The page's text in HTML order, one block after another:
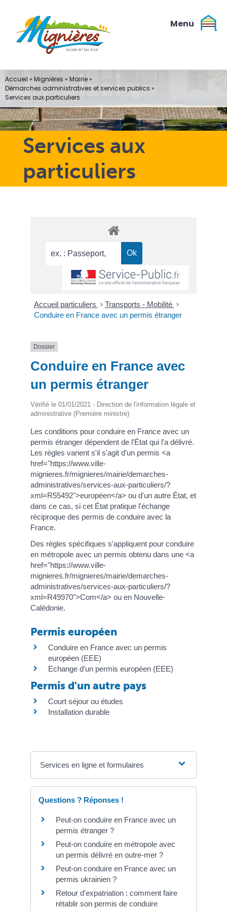
contenu
Services aux
particuliers
Accueil » Mignières » Mairie»
Démarches administratives et services publics »
Services aux particuliers
Accueil particuliers > Transports - Mobilité >
Conduire en France avec un permis étranger
Dossier
Conduire en France avec
un permis étranger
Vérifié le 01/01/2021 - Direction de l'information légale et
administrative (Première ministre)
Les conditions pour conduire en France avec un
permis étranger dépendent de l'État qui l'a délivré.
Les règles varient s'il s'agit d'un permis <a
href="https://www.ville-
mignieres.fr/mignieres/mairie/demarches-
administratives/services-aux-particuliers/?
xml=R55492">européen</a> ou d'un autre État, et
dans ce cas, si cet État pratique l'échange
réciproque des permis de conduire avec la
France.
Des règles spécifiques s'appliquent pour conduire
en métropole avec un permis obtenu dans une <a
href="https://www.ville-
mignieres.fr/mignieres/mairie/demarches-
administratives/services-aux-particuliers/?
xml=R49970">Com</a> ou en Nouvelle-
Calédonie.
Permis européen
Conduire en France avec un permis
européen (EEE)
Echange d'un permis européen (EEE)
Permis d'un autre pays
Court séjour ou études
Installation durable
Services en ligne et formulaires
Questions ? Réponses !
Peut-on conduire en France avec un
permis étranger ?
Peut-on conduire en métropole avec
un permis délivré en outre-mer ?
Peut-on conduire en France avec un
permis ukrainien ?
Retour d'expatriation : comment faire
rétablir son permis de conduire